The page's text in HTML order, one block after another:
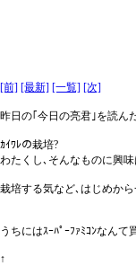
[前] [最新] [一覧] [次]
昨日の｢今日の亮君｣を読ん
ｶｲﾜﾚの栽培?
わたくし､そんなものに興
栽培する気など､はじめか
うちにはｽｰﾊﾟｰﾌｧﾐｺﾝなん
↑